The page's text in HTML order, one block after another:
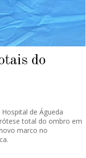
do
de Águeda
total do ombro em
marco no